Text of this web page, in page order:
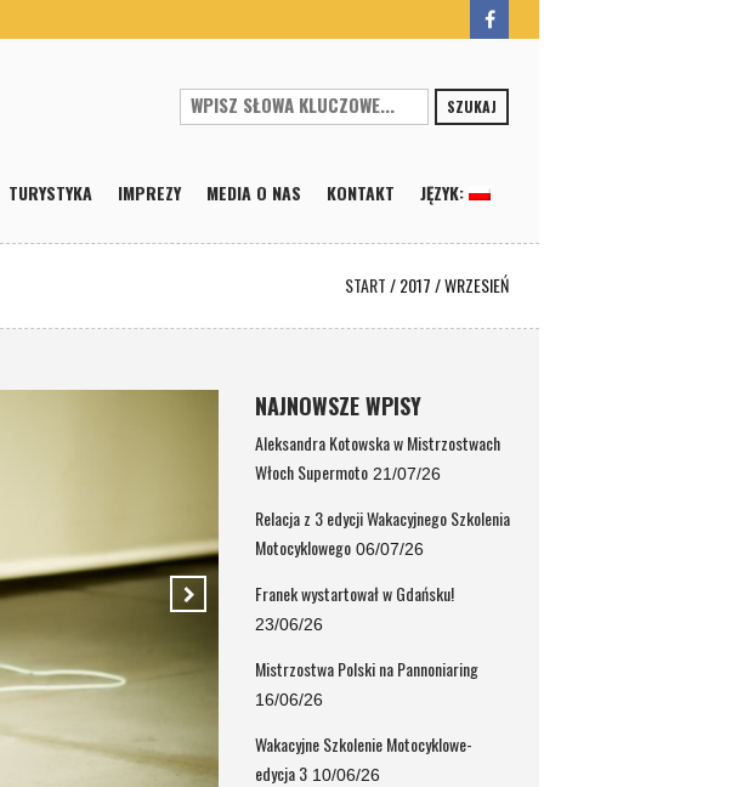
SZUKAJ
TURYSTYKA IMPREZY MEDIA O NAS KONTAKT JĘZYK:
START/2017/WRZESIEŃ
NAJNOWSZE WPISY
Aleksandra Kotowska w Mistrzostwach
Włoch Supermoto 21/07/26
Relacja z 3 edycji Wakacyjnego Szkolenia
Motocyklowego 06/07/26
Franek wystartował w Gdańsku!
23/06/26
Mistrzostwa Polski na Pannoniaring
16/06/26
Wakacyjne Szkolenie Motocyklowe-
edycja 3 10/06/26